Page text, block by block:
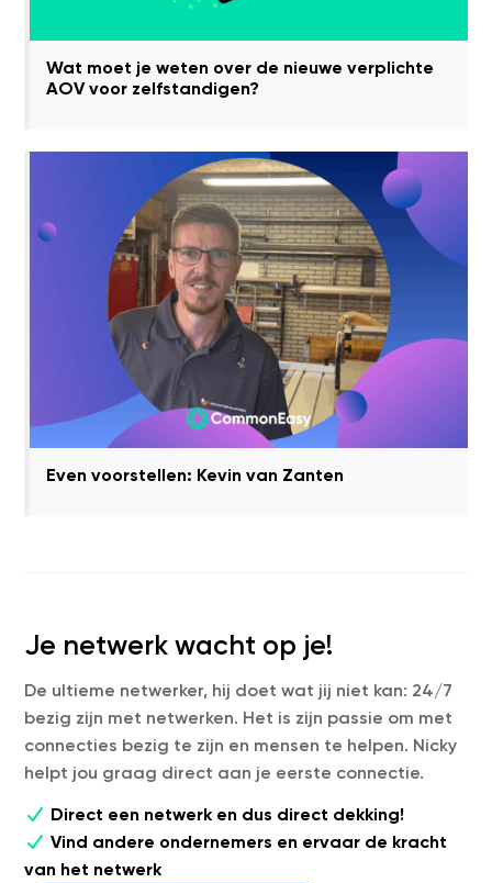
Wat moet je weten over de nieuwe verplichte
AOV voor zelfstandigen?
Even voorstellen: Kevin van Zanten
Je netwerk wacht op je!
De ultieme netwerker, hij doet wat jij niet kan: 24/7
bezig zijn met netwerken. Het is zijn passie om met
connecties bezig te zijn en mensen te helpen. Nicky
helpt jou graag direct aan je eerste connectie.
Direct een netwerk en dus direct dekking!
Vind andere ondernemers en ervaar de kracht
van het netwerk